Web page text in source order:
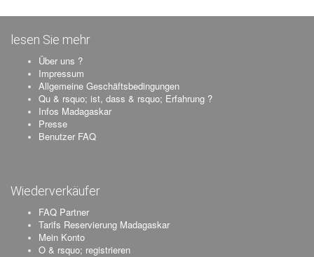
lesen Sie mehr
Über uns ?
Impressum
Allgemeine Geschäftsbedingungen
Qu & rsquo; ist, dass & rsquo; Erfahrung ?
Infos Madagaskar
Presse
Benutzer FAQ
Wiederverkäufer
FAQ Partner
Tarifs Reservierung Madagaskar
Mein Konto
O & rsquo; registrieren